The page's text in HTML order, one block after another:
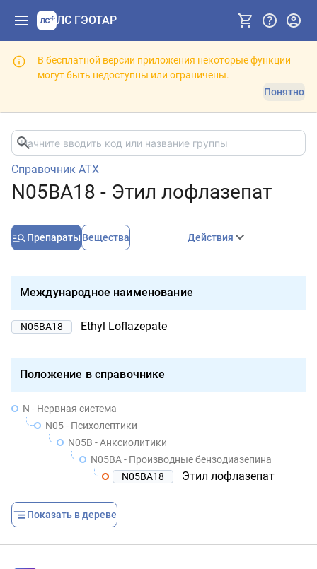
ЛС ГЭОТАР
В бесплатной версии приложения некоторые функции
могут быть недоступны или ограничены.
Понятно
Справочник АТХ
N05BA18 - Этил лофлазепат
Препараты Вещества Действия
Международное наименование
N05BA18 Ethyl Loflazepate
Положение в справочнике
N - Нервная система
N05 - Психолептики
N05B - Анксиолитики
N05BA - Производные бензодиазепина
N05BA18
Этил лофлазепат
Показать в дереве